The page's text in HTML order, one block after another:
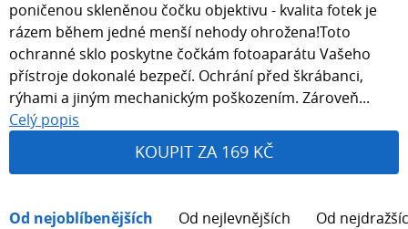
poničenou skleněnou čočku objektivu - kvalita fotek je
rázem během jedné menší nehody ohrožena!Toto
ochranné sklo poskytne čočkám fotoaparátu Vašeho
přístroje dokonalé bezpečí. Ochrání před škrábanci,
rýhami a jiným mechanickým poškozením. Zároveň...
Celý popis
KOUPIT ZA 169 KČ
Od nejoblíbenějších Od nejlevnějších Od